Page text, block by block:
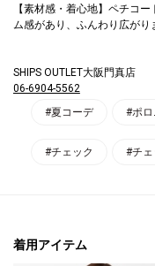
【素材感・着心地】ペチコ
ム感があり、ふんわり広がり
SHIPS OUTLET大阪門真店
06-6904-5562
#夏コーデ
#ポロ
#チェック #チ
着用アイテム